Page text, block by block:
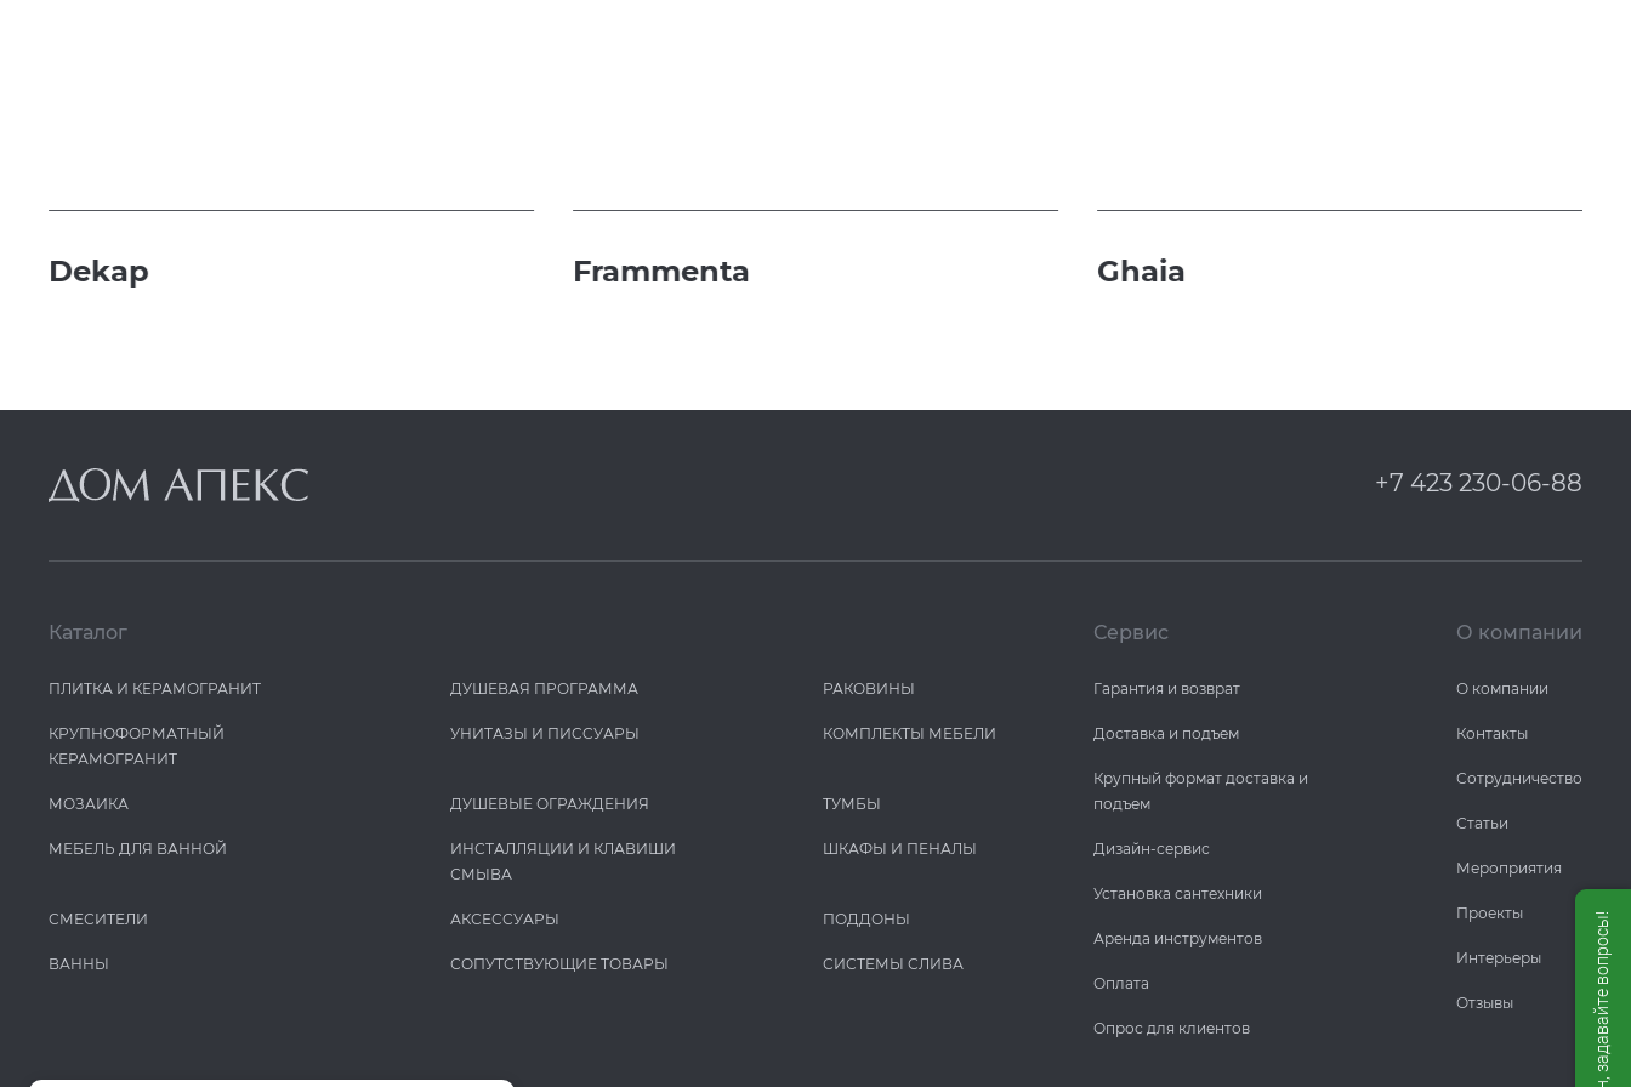
Dekap Frammenta Ghaia
+7 423 230-06-88
Каталог
ПЛИТКА И КЕРАМОГРАНИТ
КРУПНОФОРМАТНЫЙ
КЕРАМОГРАНИТ
МОЗАИКА
МЕБЕЛЬ ДЛЯ ВАННОЙ
СМЕСИТЕЛИ
ВАННЫ
ДУШЕВАЯ ПРОГРАММА
УНИТАЗЫ И ПИCCУАРЫ
ДУШЕВЫЕ ОГРАЖДЕНИЯ
ИНСТАЛЛЯЦИИ И КЛАВИШИ
СМЫВА
АКСЕССУАРЫ
СОПУТСТВУЮЩИЕ ТОВАРЫ
РАКОВИНЫ
КОМПЛЕКТЫ МЕБЕЛИ
ТУМБЫ
ШКАФЫ И ПЕНАЛЫ
ПОДДОНЫ
СИСТЕМЫ СЛИВА
Сервис
Гарантия и возврат
Доставка и подъем
Крупный формат доставка и
подъем
Дизайн-сервис
Установка сантехники
Аренда инструментов
Оплата
Опрос для клиентов
О компании
О компании
Контакты
Сотрудничество
Статьи
Мероприятия
Проекты
Интерьеры
Отзывы